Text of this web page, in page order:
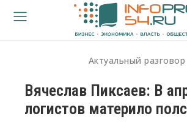
Актуальный разговор
Вячеслав Пиксаев: В
логистов материло